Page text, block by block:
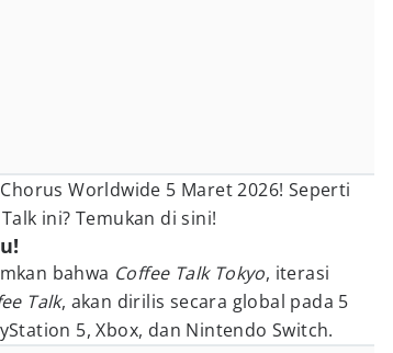
Worldwide 5 Maret 2026! Seperti
ini? Temukan di sini!
bahwa Coffee Talk Tokyo, iterasi
Talk, akan dirilis secara global pada 5
5, Xbox, dan Nintendo Switch.